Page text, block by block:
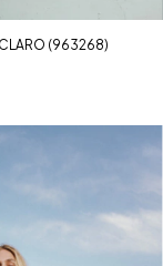
CLARO (963268)